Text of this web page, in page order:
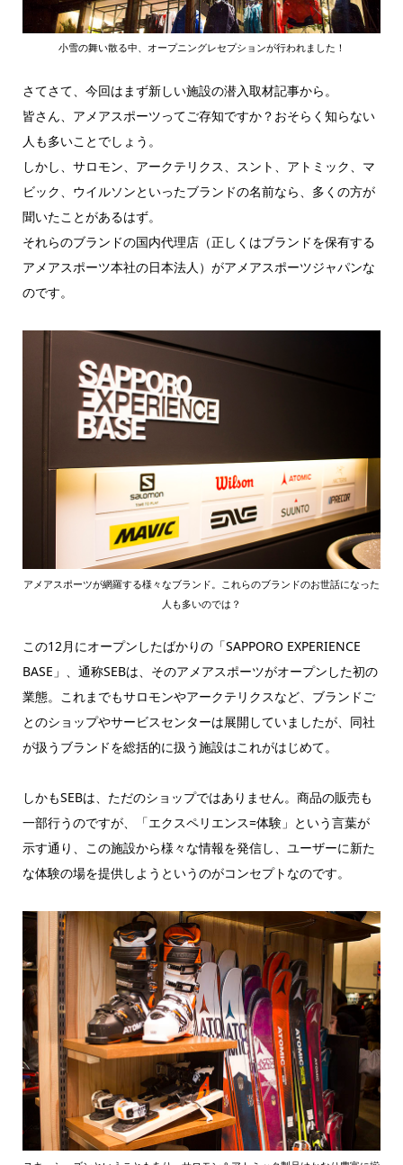
小雪の舞い散る中、オープニングレセプションが行われました！
さてさて、今回はまず新しい施設の潜入取材記事から。
皆さん、アメアスポーツってご存知ですか？おそらく知らない
人も多いことでしょう。
しかし、サロモン、アークテリクス、スント、アトミック、マ
ビック、ウイルソンといったブランドの名前なら、多くの方が
聞いたことがあるはず。
それらのブランドの国内代理店（正しくはブランドを保有する
アメアスポーツ本社の日本法人）がアメアスポーツジャパンな
のです。
アメアスポーツが網羅する様々なブランド。これらのブランドのお世話になった
人も多いのでは？
この12月にオープンしたばかりの「SAPPORO EXPERIENCE
BASE」、通称SEBは、そのアメアスポーツがオープンした初の
業態。これまでもサロモンやアークテリクスなど、ブランドご
とのショップやサービスセンターは展開していましたが、同社
が扱うブランドを総括的に扱う施設はこれがはじめて。
しかもSEBは、ただのショップではありません。商品の販売も
一部行うのですが、「エクスペリエンス=体験」という言葉が
示す通り、この施設から様々な情報を発信し、ユーザーに新た
な体験の場を提供しようというのがコンセプトなのです。